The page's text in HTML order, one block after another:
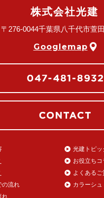
株式会社光建
〒276-0044千葉県八千代市萱
Googlemap
の流れ
れ
光建トピッ
お役立ちコ
よくあるご
カラーシ